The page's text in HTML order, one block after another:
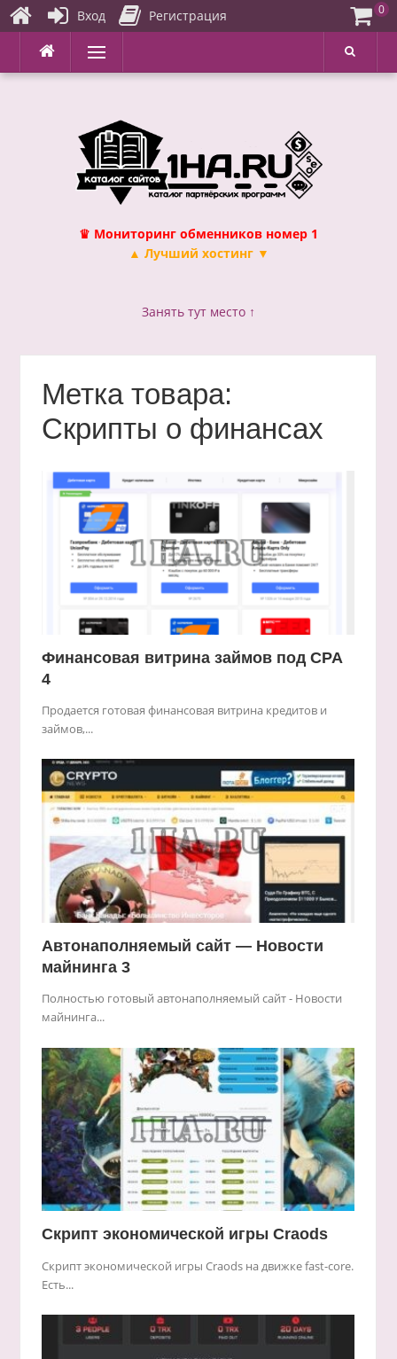
Перейти
содержимому
Меню
♛ Мониторинг обменников номер 1
▲ Лучший хостинг ▼
Занять тут место ↑
Метка товара:
Скрипты о финансах
Финансовая витрина займов под CPA
4
Продается готовая финансовая витрина кредитов и
займов,...
Автонаполняемый сайт — Новости
майнинга 3
Полностью готовый автонаполняемый сайт - Новости
майнинга...
Скрипт экономической игры Craods
Скрипт экономической игры Craods на движке fast-core.
Есть...
Вход Регистрация 0